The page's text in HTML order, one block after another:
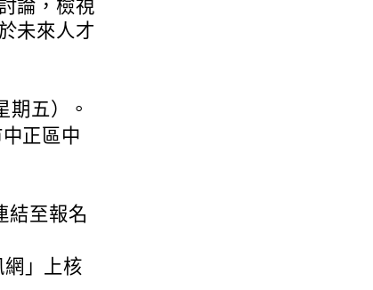
論，檢視
未來人才
期五）。
正區中
結至報名
」上核